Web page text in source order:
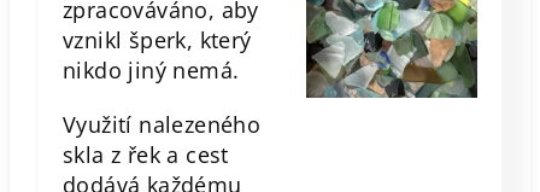
zpracováváno, aby
vznikl šperk, který
nikdo jiný nemá.
Využití nalezeného
skla z řek a cest
dodává každému